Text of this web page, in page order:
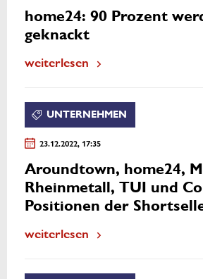
home24: 90 Prozent
geknackt
weiterlesen
UNTERNEHMEN
23.12.2022, 17:35
Aroundtown, home24,
Rheinmetall, TUI und
Positionen der
weiterlesen